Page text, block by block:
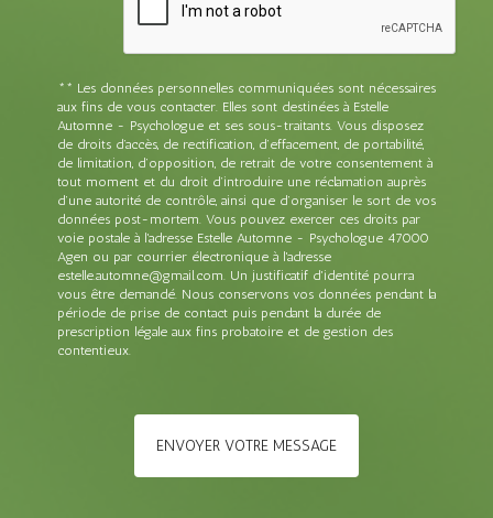
** Les données personnelles communiquées sont nécessaires
aux fins de vous contacter. Elles sont destinées à Estelle
Automne - Psychologue et ses sous-traitants. Vous disposez
de droits d’accès, de rectification, d’effacement, de portabilité,
de limitation, d’opposition, de retrait de votre consentement à
tout moment et du droit d’introduire une réclamation auprès
d’une autorité de contrôle, ainsi que d’organiser le sort de vos
données post-mortem. Vous pouvez exercer ces droits par
voie postale à l'adresse Estelle Automne - Psychologue 47000
Agen ou par courrier électronique à l'adresse
estelle.automne@gmail.com. Un justificatif d'identité pourra
vous être demandé. Nous conservons vos données pendant la
période de prise de contact puis pendant la durée de
prescription légale aux fins probatoire et de gestion des
contentieux.
ENVOYER VOTRE MESSAGE